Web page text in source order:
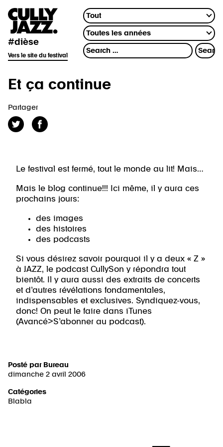
#dièse
Vers le site du festival
Et ça continue
Partager
Le festival est fermé, tout le monde au lit! Mais…
Mais le blog continue!!! Ici même, il y aura ces
prochains jours:
des images
des histoires
des podcasts
Si vous désirez savoir pourquoi il y a deux « Z »
à JAZZ, le podcast CullySon y répondra tout
bientôt. Il y aura aussi des extraits de concerts
et d’autres révélations fondamentales,
indispensables et exclusives. Syndiquez-vous,
donc! On peut le faire dans iTunes
(Avancé>S’abonner au podcast).
Posté par Bureau
dimanche 2 avril 2006
Catégories
Blabla